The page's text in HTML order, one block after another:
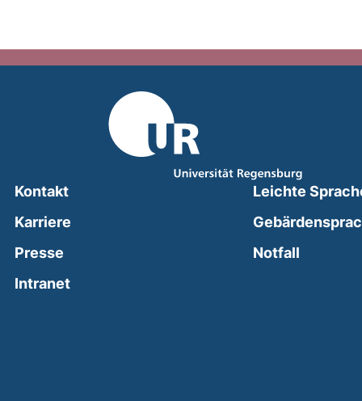
Kontakt
Karriere
Presse
Intranet(external link, opens in a new window)
Leichte
Notfall